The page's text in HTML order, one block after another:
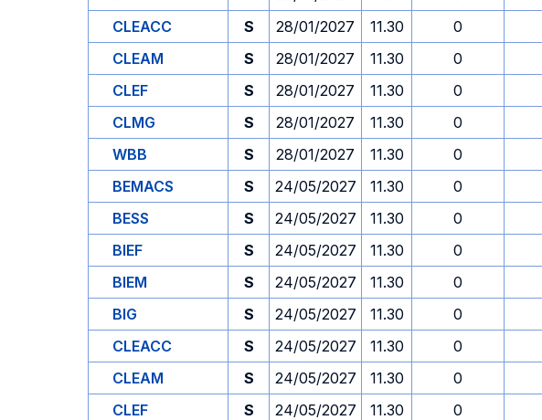
CLEACC
S 28/01/2027 11.30 0
CLEAM
S 28/01/2027 11.30 0
CLEF
S 28/01/2027 11.30 0
CLMG
S 28/01/2027 11.30 0
WBB
S 28/01/2027 11.30 0
BEMACS
S 24/05/2027 11.30 0
BESS
S 24/05/2027 11.30 0
BIEF
S 24/05/2027 11.30 0
BIEM
S 24/05/2027 11.30 0
BIG
S 24/05/2027 11.30 0
CLEACC
S 24/05/2027 11.30 0
CLEAM
S 24/05/2027 11.30 0
CLEF
S 24/05/2027 11.30 0